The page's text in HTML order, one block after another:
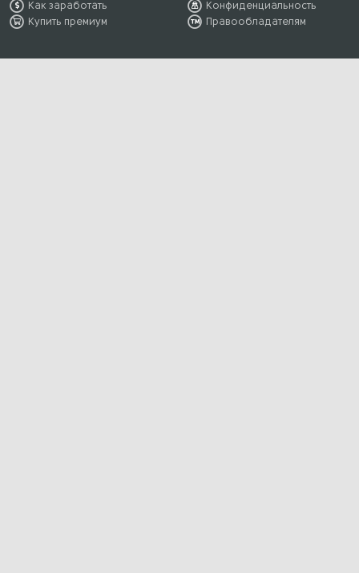
Как заработать
Купить премиум
Конфиденциальность
Правообладателям